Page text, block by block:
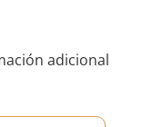
adicional